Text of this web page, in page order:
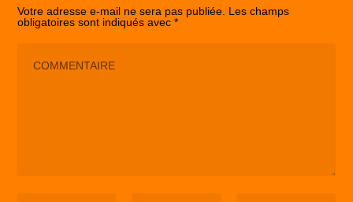
Votre adresse e-mail ne sera pas publiée. Les champs
obligatoires sont indiqués avec*